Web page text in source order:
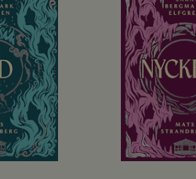
andra året på
har
på
Men hotet
de aldrig
blir alltmer
är väldigt,
Det
nuet. De
De utvalda
och
att magi inte
eller laga
Det har gått drygt
tragedin i
gympasal. De
att återhämta sig
vänds upp och ner
besvaras.
Lojaliteter prövas.
att rinna ut och till
utvalda bara vara
Allt kommer att